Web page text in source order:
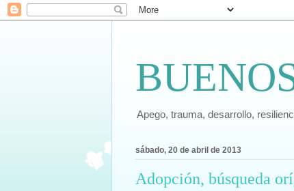
Apego, trauma, desarrollo,
sábado, 20 de abril de 2013
Adopción, búsqueda